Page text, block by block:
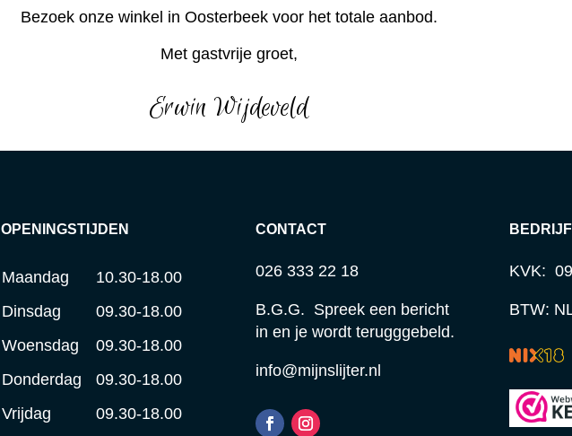
Bezoek onze winkel in Oosterbeek voor het totale aanbod.
Met gastvrije groet,
Erwin Wijdeveld
OPENINGSTIJDEN
Maandag
10.30-18.00
Dinsdag
09.30-18.00
Woensdag
09.30-18.00
Donderdag
09.30-18.00
Vrijdag
09.30-18.00
CONTACT
026 333 22 18
B.G.G. Spreek een bericht
in en je wordt terugggebeld.
info@mijnslijter.nl
KVK:
BTW: